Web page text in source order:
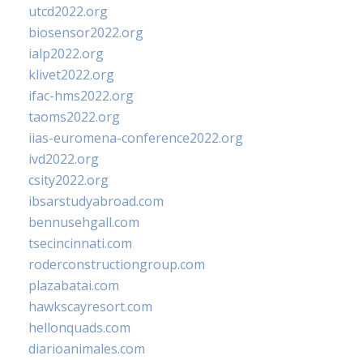
utcd2022.org
biosensor2022.org
ialp2022.org
klivet2022.org
ifac-hms2022.org
taoms2022.org
iias-euromena-conference2022.org
ivd2022.org
csity2022.org
ibsarstudyabroad.com
bennusehgall.com
tsecincinnati.com
roderconstructiongroup.com
plazabatai.com
hawkscayresort.com
hellonquads.com
diarioanimales.com